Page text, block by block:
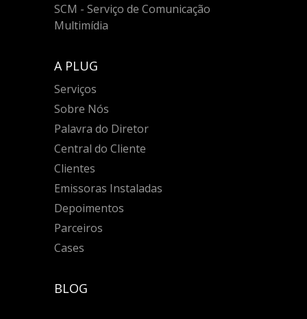
SCM - Serviço de Comunicação
Multimídia
A PLUG
Serviços
Sobre Nós
Palavra do Diretor
Central do Cliente
Clientes
Emissoras Instaladas
Depoimentos
Parceiros
Cases
BLOG